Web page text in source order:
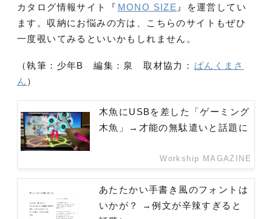
カタログ情報サイト『 MONO SIZE 』を運営してい
ます。収納にお悩みの方は、こちらのサイトもぜひ
一度覗いてみるといいかもしれません。
（執筆：少年B 編集：泉 取材協力： ぱんくまさ
ん ）
木魚にUSBを差した「ゲーミング
木魚」→才能の無駄遣いと話題に
Workship MAGAZINE
あたたかい手書き風のフォントは
いかが？ →例文が辛辣すぎると